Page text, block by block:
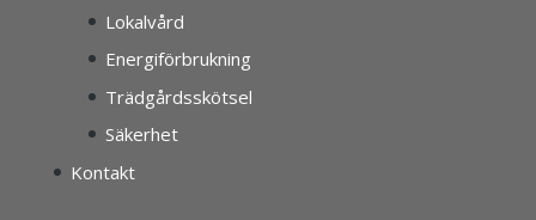
Lokalvård
Energiförbrukning
Trädgårdsskötsel
Säkerhet
Kontakt